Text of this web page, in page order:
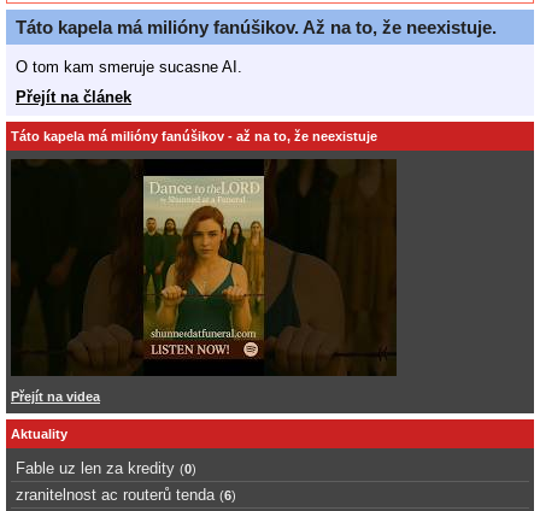
Táto kapela má milióny fanúšikov. Až na to, že neexistuje.
O tom kam smeruje sucasne AI.
Přejít na článek
Táto kapela má milióny fanúšikov - až na to, že neexistuje
Přejít na videa
Aktuality
Fable uz len za kredity (0)
zranitelnost ac routerů tenda (6)